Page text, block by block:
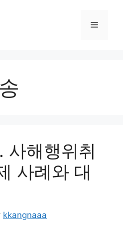
Menu
해행위취
사례와 대
kkangnaaa